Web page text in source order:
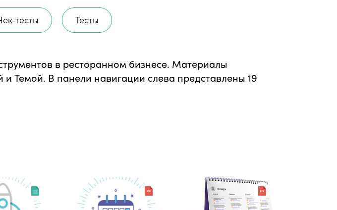
тесты Тесты
в ресторанном бизнесе. Материалы
Темой. В панели навигации слева представлены 19